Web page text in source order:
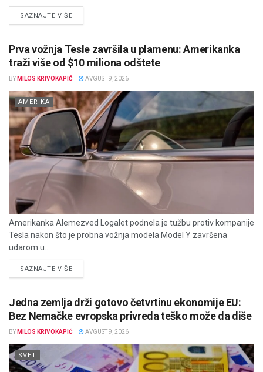
SAZNAJTE VIŠEDETAILS
Prva vožnja Tesle završila u plamenu: Amerikanka
traži više od $10 miliona odštete
BY MILOS KRIVOKAPIĆ AVGUST 9, 2026
AMERIKA
Amerikanka Alemezved Logalet podnela je tužbu protiv kompanije
Tesla nakon što je probna vožnja modela Model Y završena
udarom u...
SAZNAJTE VIŠEDETAILS
Jedna zemlja drži gotovo četvrtinu ekonomije EU:
Bez Nemačke evropska privreda teško može da diše
BY MILOS KRIVOKAPIĆ AVGUST 9, 2026
SVET